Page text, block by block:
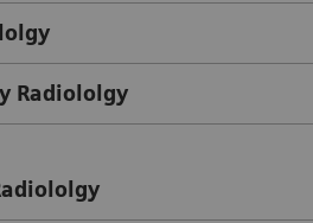
Radiololgy